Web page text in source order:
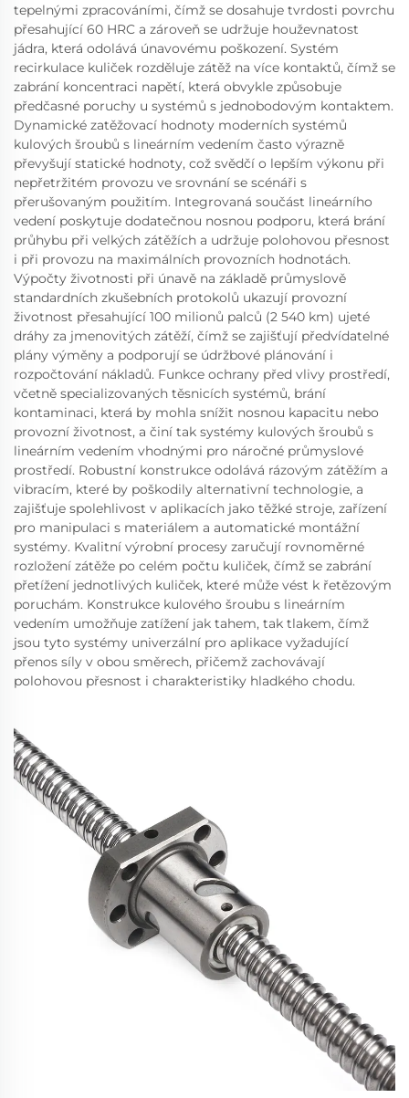
tepelnými zpracováními, čímž se dosahuje tvrdosti povrchu
přesahující 60 HRC a zároveň se udržuje houževnatost
jádra, která odolává únavovému poškození. Systém
recirkulace kuliček rozděluje zátěž na více kontaktů, čímž se
zabrání koncentraci napětí, která obvykle způsobuje
předčasné poruchy u systémů s jednobodovým kontaktem.
Dynamické zatěžovací hodnoty moderních systémů
kulových šroubů s lineárním vedením často výrazně
převyšují statické hodnoty, což svědčí o lepším výkonu při
nepřetržitém provozu ve srovnání se scénáři s
přerušovaným použitím. Integrovaná součást lineárního
vedení poskytuje dodatečnou nosnou podporu, která brání
průhybu při velkých zátěžích a udržuje polohovou přesnost
i při provozu na maximálních provozních hodnotách.
Výpočty životnosti při únavě na základě průmyslově
standardních zkušebních protokolů ukazují provozní
životnost přesahující 100 milionů palců (2 540 km) ujeté
dráhy za jmenovitých zátěží, čímž se zajišťují předvídatelné
plány výměny a podporují se údržbové plánování i
rozpočtování nákladů. Funkce ochrany před vlivy prostředí,
včetně specializovaných těsnicích systémů, brání
kontaminaci, která by mohla snížit nosnou kapacitu nebo
provozní životnost, a činí tak systémy kulových šroubů s
lineárním vedením vhodnými pro náročné průmyslové
prostředí. Robustní konstrukce odolává rázovým zátěžím a
vibracím, které by poškodily alternativní technologie, a
zajišťuje spolehlivost v aplikacích jako těžké stroje, zařízení
pro manipulaci s materiálem a automatické montážní
systémy. Kvalitní výrobní procesy zaručují rovnoměrné
rozložení zátěže po celém počtu kuliček, čímž se zabrání
přetížení jednotlivých kuliček, které může vést k řetězovým
poruchám. Konstrukce kulového šroubu s lineárním
vedením umožňuje zatížení jak tahem, tak tlakem, čímž
jsou tyto systémy univerzální pro aplikace vyžadující
přenos síly v obou směrech, přičemž zachovávají
polohovou přesnost i charakteristiky hladkého chodu.